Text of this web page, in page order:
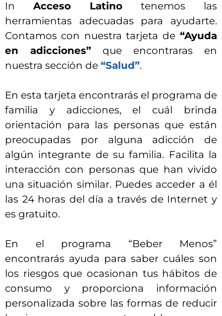
In Acceso Latino tenemos las
herramientas adecuadas para ayudarte.
Contamos con nuestra tarjeta de“Ayuda
en adicciones” que encontraras en
nuestra sección de “Salud”.
En esta tarjeta encontrarás el programa de
familia y adicciones, el cuál brinda
orientación para las personas que están
preocupadas por alguna adicción de
algún integrante de su familia. Facilita la
interacción con personas que han vivido
una situación similar. Puedes acceder a él
las 24 horas del día a través de Internet y
es gratuito.
En el programa “Beber Menos”
encontrarás ayuda para saber cuáles son
los riesgos que ocasionan tus hábitos de
consumo y proporciona información
personalizada sobre las formas de reducir